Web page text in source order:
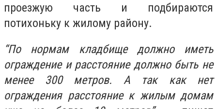
проезжую часть и подбираются
потихоньку к жилому району.
“По нормам кладбище должно иметь
ограждение и расстояние должно быть не
менее 300 метров. А так как нет
ограждения расстояние к жилым домам